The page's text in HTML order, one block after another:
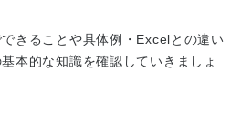
きることや具体例・Excelとの違い
本的な知識を確認していきましょ